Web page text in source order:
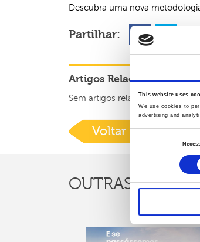
This website uses
We use cookies to
advertising and
Descubra uma nova
Partilhar:
Artigos Relacionados:
Sem artigos relacionados
Voltar
OUTRAS